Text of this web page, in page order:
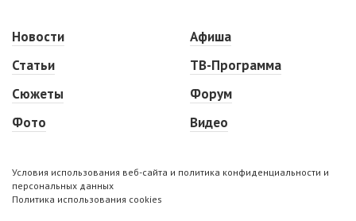
Новости
Статьи
Сюжеты
Фото
Афиша
ТВ-Программа
Форум
Видео
Условия использования веб-сайта и политика конфиденциальности и
персональных данных
Политика использования cookies